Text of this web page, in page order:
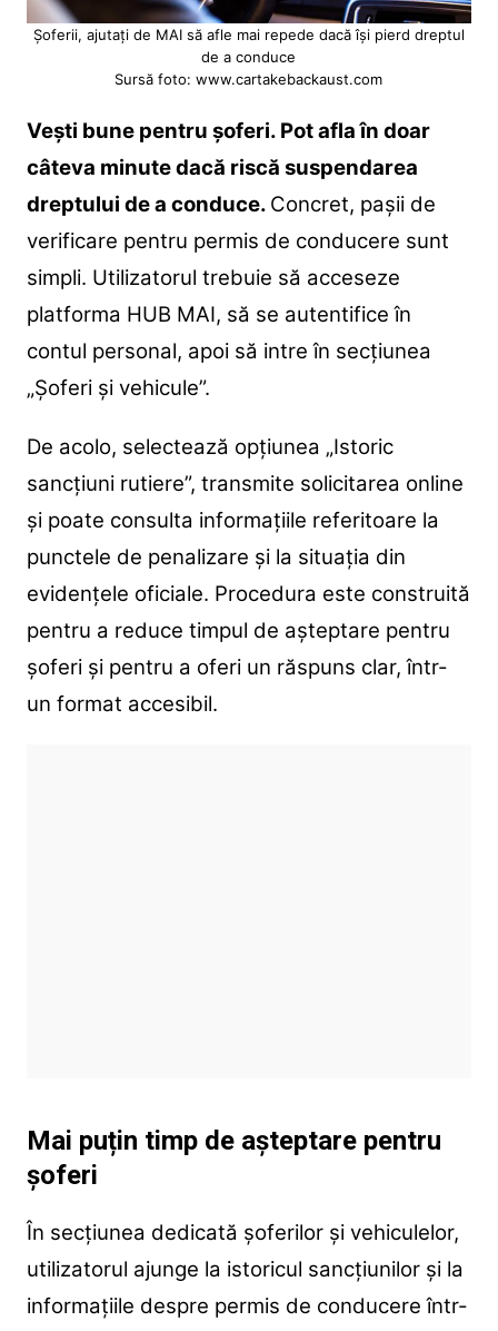
Șoferii, ajutați de MAI să afle mai repede dacă își pierd dreptul
de a conduce
Sursă foto: www.cartakebackaust.com
Vești bune pentru șoferi. Pot afla în doar
câteva minute dacă riscă suspendarea
dreptului de a conduce. Concret, pașii de
verificare pentru permis de conducere sunt
simpli. Utilizatorul trebuie să acceseze
platforma HUB MAI, să se autentifice în
contul personal, apoi să intre în secțiunea
„Șoferi și vehicule”.
De acolo, selectează opțiunea „Istoric
sancțiuni rutiere”, transmite solicitarea online
și poate consulta informațiile referitoare la
punctele de penalizare și la situația din
evidențele oficiale. Procedura este construită
pentru a reduce timpul de așteptare pentru
șoferi și pentru a oferi un răspuns clar, într-
un format accesibil.
Mai puțin timp de așteptare pentru
șoferi
În secțiunea dedicată șoferilor și vehiculelor,
utilizatorul ajunge la istoricul sancțiunilor și la
informațiile despre permis de conducere într-